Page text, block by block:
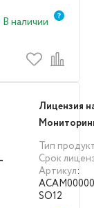
В наличии
Лицензия
SO12)
Тип
Срок
Артикул:
SO12